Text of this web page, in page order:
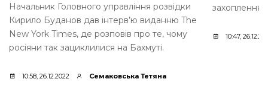
Начальник Головного управління розвідки
Кирило Буданов дав інтерв’ю виданню The
New York Times, де розповів про те, чому
росіяни так зациклилися на Бахмуті.
10:58, 26.12.2022 Семаковська Тетяна
захоплення
10:47,